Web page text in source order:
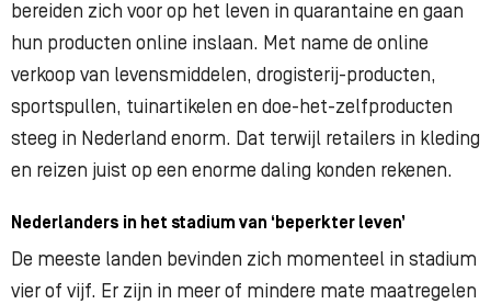
bereiden zich voor op het leven in quarantaine en gaan
hun producten online inslaan. Met name de online
verkoop van levensmiddelen, drogisterij-producten,
sportspullen, tuinartikelen en doe-het-zelfproducten
steeg in Nederland enorm. Dat terwijl retailers in kleding
en reizen juist op een enorme daling konden rekenen.
Nederlanders in het stadium van ‘beperkter leven’
De meeste landen bevinden zich momenteel in stadium
vier of vijf. Er zijn in meer of mindere mate maatregelen